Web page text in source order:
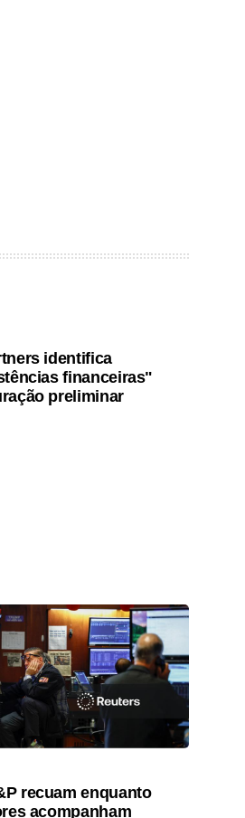
identifica
financeiras"
preliminar
recuam enquanto
acompanham